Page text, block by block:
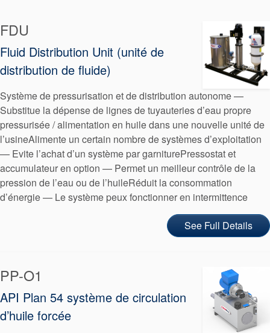
d’étanchéité
Système de
support de
joint
Remise à
neuf des
FDU
Fluid Distribution Unit (unité de
distribution de fluide)
Système de pressurisation et de distribution autonome —
Substitue la dépense de lignes de tuyauteries d’eau propre
pressurisée / alimentation en huile dans une nouvelle unité de
l’usineAlimente un certain nombre de systèmes d’exploitation
— Evite l’achat d’un système par garniturePressostat et
accumulateur en option — Permet un meilleur contrôle de la
pression de l’eau ou de l’huileRéduit la consommation
d’énergie — Le système peux fonctionner en intermittence
See Full Details
PP-O1
API Plan 54 système de circulation
d’huile forcée